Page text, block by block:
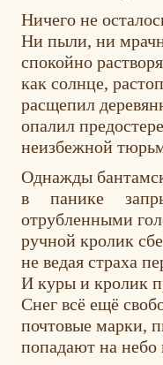
Ничего не
Ни пыли, ни
спокойно
как солнце,
расщепил
опалил
неизбежной
Однажды
в панике
отрубленными
ручной кролик
не ведая страха
И куры и кролик
Снег всё ещё
почтовые марки,
попадают на небо